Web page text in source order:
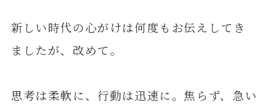
新しい時代の心がけは何度もお伝えしてき
ましたが、改めて。
思考は柔軟に、行動は迅速に。焦らず、急い